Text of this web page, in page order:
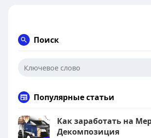
Поиск
Популярные статьи
Как заработать на
Декомпозиция